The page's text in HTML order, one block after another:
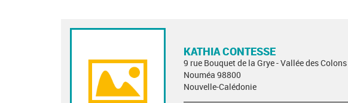
KATHIA CONTESSE
9 rue Bouquet de la Grye - Vallée des Colons
Nouméa 98800
Nouvelle-Calédonie